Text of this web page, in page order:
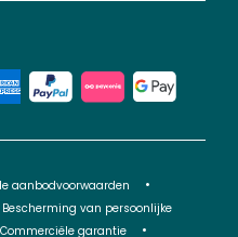
aanbodvoorwaarden
Bescherming van persoonlijke
Commerciële garantie